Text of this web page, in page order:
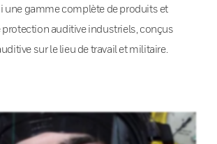
une gamme complète de produits et
protection auditive industriels, conçus
sur le lieu de travail et militaire.